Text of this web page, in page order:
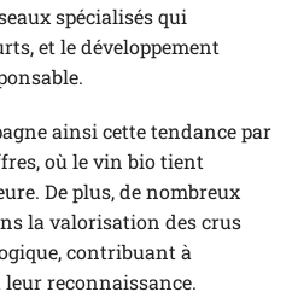
spécialisés qui
et le développement
ainsi cette tendance par
où le vin bio tient
De plus, de nombreux
la valorisation des crus
contribuant à
reconnaissance.